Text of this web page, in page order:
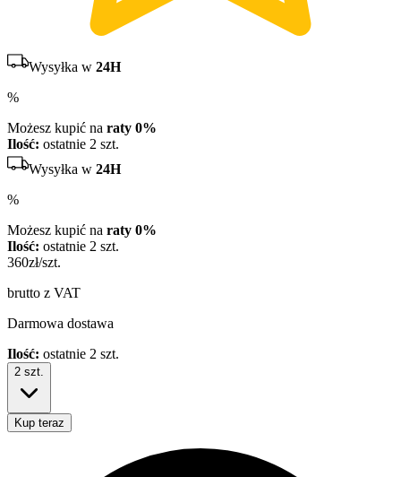
Wysyłka w 24H
%
Możesz kupić na raty 0%
Ilość: ostatnie 2 szt.
Wysyłka w 24H
%
Możesz kupić na raty 0%
Ilość: ostatnie 2 szt.
360zł/szt.
brutto z VAT
Darmowa dostawa
Ilość: ostatnie 2 szt.
2 szt.
Kup teraz